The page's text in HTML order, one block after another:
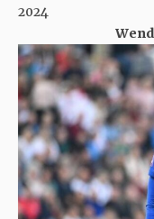
2024